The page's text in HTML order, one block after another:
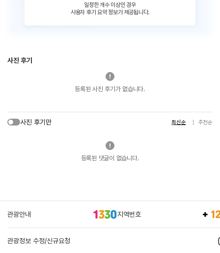
일정한 개수 이상인 경우
사용자 후기 요약 정보가 제공됩니다.
사진 후기
등록된 사진 후기가 없습니다.
사진 후기만 최신순 추천순
등록된 댓글이 없습니다.
관광안내 지역번호
관광정보 수정/신규요청